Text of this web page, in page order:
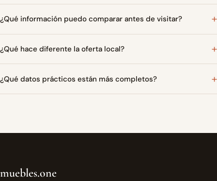
¿Qué información puedo comparar antes de visitar?
¿Qué hace diferente la oferta local?
¿Qué datos prácticos están más completos?
muebles.one